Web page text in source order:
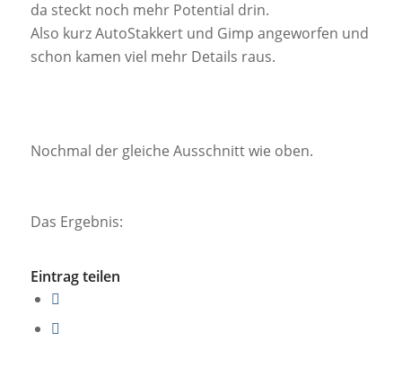
da steckt noch mehr Potential drin.
Also kurz AutoStakkert und Gimp angeworfen und
schon kamen viel mehr Details raus.
Nochmal der gleiche Ausschnitt wie oben.
Das Ergebnis:
Eintrag teilen